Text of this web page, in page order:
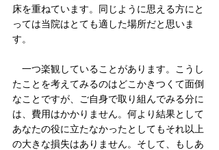
床を重ねています。同じように思える方にと
っては当院はとても適した場所だと思いま
す。
一つ楽観していることがあります。こうし
たことを考えてみるのはどこかきつくて面倒
なことですが、ご自身で取り組んでみる分に
は、費用はかかりません。何より結果として
あなたの役に立たなかったとしてもそれ以上
の大きな損失はありません。そして、もしあ